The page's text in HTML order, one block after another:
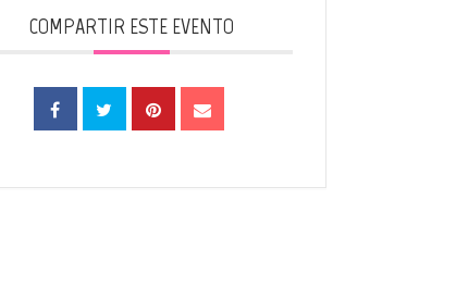
COMPARTIR ESTE EVENTO